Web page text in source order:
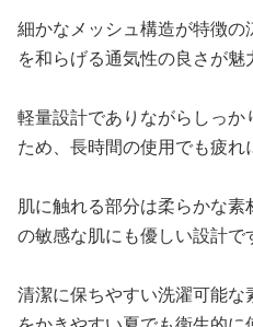
細かなメッシュ構造が特徴
を和らげる通気性の良さが魅
軽量設計でありながらしっ
ため、長時間の使用でも疲れ
肌に触れる部分は柔らかな
の敏感な肌にも優しい設計で
清潔に保ちやすい洗濯可能